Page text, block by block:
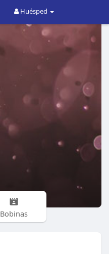
Huésped
Bobinas